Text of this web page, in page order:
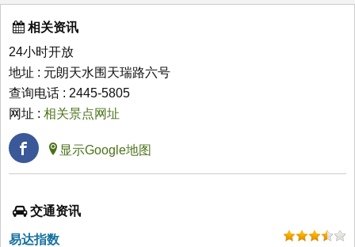
相关资讯
24小时开放
地址 : 元朗天水围天瑞路六号
查询电话 : 2445-5805
网址 : 相关景点网址
显示Google地图
交通资讯
易达指数